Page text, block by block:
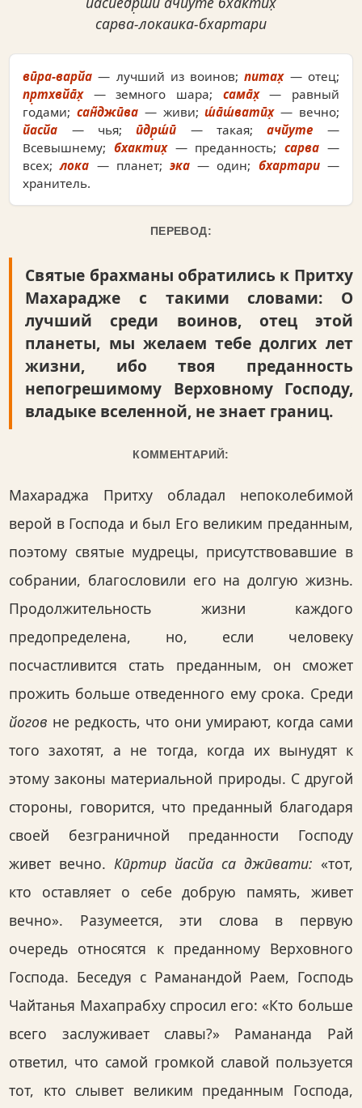
сарва-локаика-бхартари
вӣра-варйа — лучший из воинов;питах̣— отец;
пр̣тхвйа̄х̣— земного шара; сама̄х̣— равный
годами; сан̃джӣва— живи;ш́а̄ш́ватӣх̣— вечно;
йасйа — чья;ӣдр̣ш́ӣ — такая;ачйуте —
Всевышнему; бхактих̣— преданность;сарва —
всех;лока — планет;эка — один; бхартари—
хранитель.
ПЕРЕВОД:
Святые брахманы обратились к Притху
Махарадже с такими словами: О
лучший среди воинов, отец этой
планеты, мы желаем тебе долгих лет
жизни, ибо твоя преданность
непогрешимому Верховному Господу,
владыке вселенной, не знает границ.
КОММЕНТАРИЙ:
Махараджа Притху обладал непоколебимой
верой в Господа и был Его великим преданным,
поэтому святые мудрецы, присутствовавшие в
собрании, благословили его на долгую жизнь.
Продолжительность жизни каждого
предопределена, но, если человеку
посчастливится стать преданным, он сможет
прожить больше отведенного ему срока. Среди
йогов не редкость, что они умирают, когда сами
того захотят, а не тогда, когда их вынудят к
этому законы материальной природы. С другой
стороны, говорится, что преданный благодаря
своей безграничной преданности Господу
живет вечно.Кӣртир йасйа са джӣвати: «тот,
кто оставляет о себе добрую память, живет
вечно». Разумеется, эти слова в первую
очередь относятся к преданному Верховного
Господа. Беседуя с Раманандой Раем, Господь
Чайтанья Махапрабху спросил его: «Кто больше
всего заслуживает славы?» Рамананда Рай
ответил, что самой громкой славой пользуется
тот, кто слывет великим преданным Господа,